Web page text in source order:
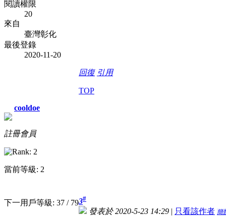
閱讀權限
20
來自
臺灣彰化
最後登錄
2020-11-20
回復 引用
TOP
cooldoe
註冊會員
當前等級: 2
下一用戶等級: 37 / 793#
發表於 2020-5-23 14:29 | 只看該作者 簡